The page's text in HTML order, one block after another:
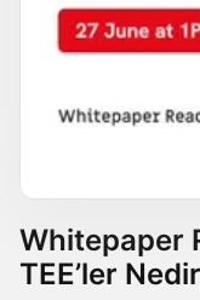
Whitepaper
TEE’ler